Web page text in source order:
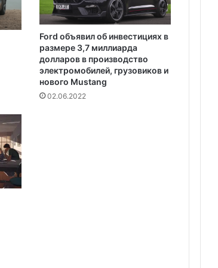
Ford объявил об инвестициях в
размере 3,7 миллиарда
долларов в производство
электромобилей, грузовиков и
нового Mustang
02.06.2022